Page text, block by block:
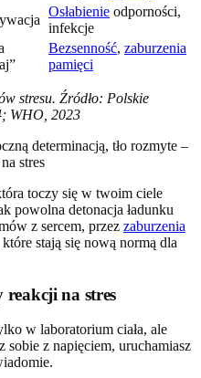
Osłabienie odporności,
infekcje
Bezsenność, zaburzenia
pamięci
stresu. Źródło: Polskie
WHO, 2023
toczy się w twoim ciele
powolna detonacja ładunku
z sercem, przez zaburzenia
stają się nową normą dla
reakcji na stres
w laboratorium ciała, ale
z napięciem, uruchamiasz